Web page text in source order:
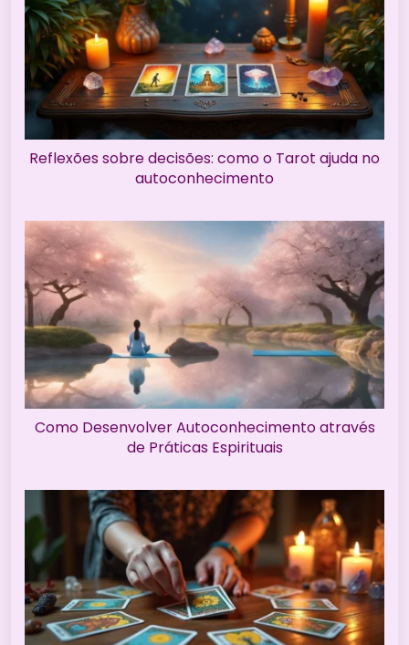
Reflexões sobre decisões: como o Tarot ajuda no
autoconhecimento
Como Desenvolver Autoconhecimento através
de Práticas Espirituais